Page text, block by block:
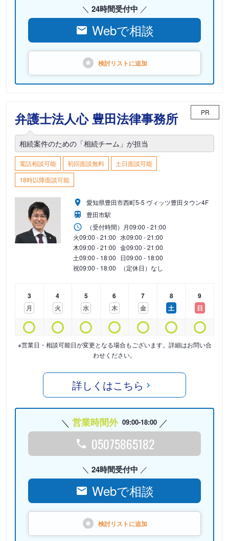
24時間受付中
Webで相談
検討リストに追加
弁護士法人心 豊田法律事務所 PR
相続案件のための「相続チーム」が担当
電話相談可能 初回面談無料
土日面談可能
18時以降面談可能
愛知県豊田市西町5-5 ヴィッツ豊田タウン4F
豊田市駅
（受付時間） 月09:00 - 21:00
火09:00 - 21:00 水09:00 - 21:00
木09:00 - 21:00 金09:00 - 21:00
土09:00 - 18:00 日09:00 - 18:00
祝09:00 - 18:00 （定休日）なし
3
月
4
火
5
水
6
木
7
金
8
土
9
日
※営業日・相談可能日が変更となる場合もございます。詳細はお問い合
わせください。
詳しくはこちら
営業時間外 09:00-18:00
05075865182
24時間受付中
Webで相談
検討リストに追加